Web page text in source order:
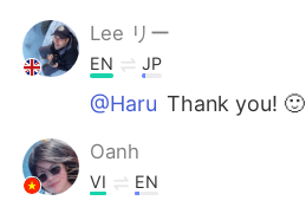
Lee リー
EN JP
@Haru Thank you! 🙂
Oanh
VI EN